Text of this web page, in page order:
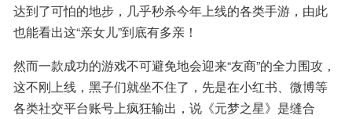
达到了可怕的地步，几乎秒杀今年上线的各类手游，由此
也能看出这“亲女儿”到底有多亲！
然而一款成功的游戏不可避免地会迎来“友商”的全力围攻，
这不刚上线，黑子们就坐不住了，先是在小红书、微博等
各类社交平台账号上疯狂输出，说《元梦之星》是缝合